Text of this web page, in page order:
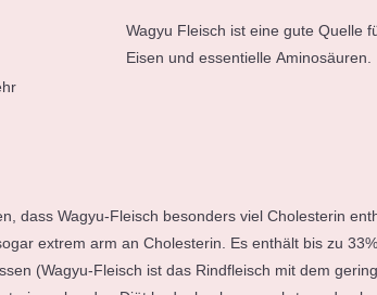
Wagyu Fleisch ist eine gute Quelle
Eisen und essentielle Aminosäuren.
dass Wagyu-Fleisch besonders viel Cholesterin
extrem arm an Cholesterin. Es enthält bis zu
(Wagyu-Fleisch ist das Rindfleisch mit dem